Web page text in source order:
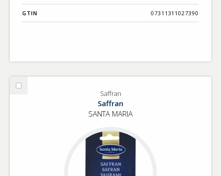
GTIN 07311311027390
Välj
Saffran
Saffran
SANTA MARIA